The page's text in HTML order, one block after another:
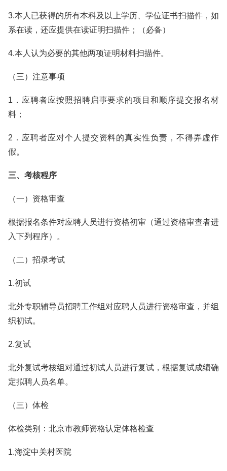
3.本人已获得的所有本科及以上学历、学位证书扫描件，如
系在读，还应提供在读证明扫描件；（必备）
4.本人认为必要的其他两项证明材料扫描件。
（三）注意事项
1．应聘者应按照招聘启事要求的项目和顺序提交报名材
料；
2．应聘者应对个人提交资料的真实性负责，不得弄虚作
假。
三、考核程序
（一）资格审查
根据报名条件对应聘人员进行资格初审（通过资格审查者进
入下列程序）。
（二）招录考试
1.初试
北外专职辅导员招聘工作组对应聘人员进行资格审查，并组
织初试。
2.复试
北外复试考核组对通过初试人员进行复试，根据复试成绩确
定拟聘人员名单。
（三）体检
体检类别：北京市教师资格认定体格检查
1.海淀中关村医院